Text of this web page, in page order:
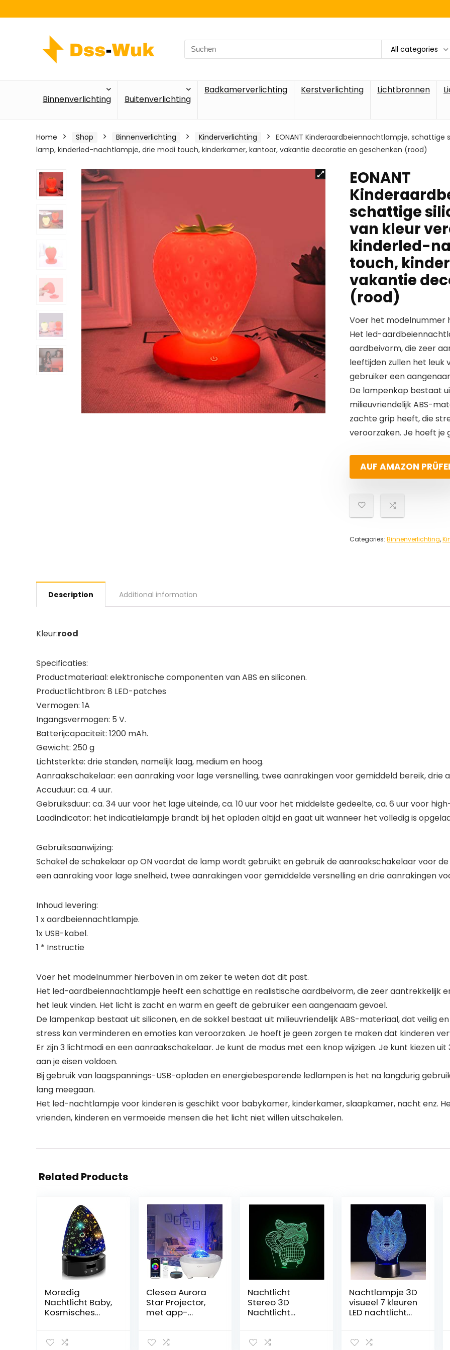
Search
for:
All categories
Binnenverlichting Buitenverlichting
Badkamerverlichting Kerstverlichting Lichtbronnen
Home Shop Binnenverlichting Kinderverlichting
EONANT Kinderaardbeiennachtlampje,
lamp, kinderled-nachtlampje, drie modi touch, kinderkamer, kantoor, vakantie decoratie en geschenken (rood)
EONANT
schattige
van kleur
kinderled-
touch,
vakantie
(rood)
Voer het modelnummer
Het led-
aardbeivorm, die zeer
leeftijden zullen het leuk
gebruiker een
De lampenkap bestaat
milieuvriendelijk ABS-
zachte grip heeft, die
veroorzaken. Je hoeft je
AUF AMAZON
Categories: Binnenverlichting,
Description Additional information
Kleur:rood
Specificaties:
Productmateriaal: elektronische componenten van ABS en siliconen.
Productlichtbron: 8 LED-patches
Vermogen: 1A
Ingangsvermogen: 5 V.
Batterijcapaciteit: 1200 mAh.
Gewicht: 250 g
Lichtsterkte: drie standen, namelijk laag, medium en hoog.
Aanraakschakelaar: een aanraking voor lage versnelling, twee aanrakingen voor gemiddeld bereik, drie
Accuduur: ca. 4 uur.
Gebruiksduur: ca. 34 uur voor het lage uiteinde, ca. 10 uur voor het middelste gedeelte, ca. 6 uur voor
Laadindicator: het indicatielampje brandt bij het opladen altijd en gaat uit wanneer het volledig is
Gebruiksaanwijzing:
Schakel de schakelaar op ON voordat de lamp wordt gebruikt en gebruik de aanraakschakelaar voor
een aanraking voor lage snelheid, twee aanrakingen voor gemiddelde versnelling en drie aanrakingen
Inhoud levering:
1 x aardbeiennachtlampje.
1x USB-kabel.
1 * Instructie
Voer het modelnummer hierboven in om zeker te weten dat dit past.
Het led-aardbeiennachtlampje heeft een schattige en realistische aardbeivorm, die zeer aantrekkelijk
het leuk vinden. Het licht is zacht en warm en geeft de gebruiker een aangenaam gevoel.
De lampenkap bestaat uit siliconen, en de sokkel bestaat uit milieuvriendelijk ABS-materiaal, dat veilig
stress kan verminderen en emoties kan veroorzaken. Je hoeft je geen zorgen te maken dat kinderen
Er zijn 3 lichtmodi en een aanraakschakelaar. Je kunt de modus met een knop wijzigen. Je kunt kiezen
aan je eisen voldoen.
Bij gebruik van laagspannings-USB-opladen en energiebesparende ledlampen is het na langdurig
lang meegaan.
Het led-nachtlampje voor kinderen is geschikt voor babykamer, kinderkamer, slaapkamer, nacht enz.
vrienden, kinderen en vermoeide mensen die het licht niet willen uitschakelen.
Related Products
Moredig
Nachtlicht Baby,
Kosmisches
360 ° Drehbar,
Clesea Aurora
Star Projector,
met app-
witte geluiden,
Nachtlicht
Stereo 3D
Nachtlicht
Nachttischlamp
Nachtlampje 3D
visueel 7 kleuren
LED nachtlicht
Bulbing